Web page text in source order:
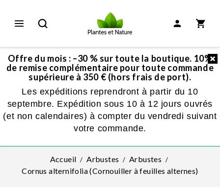
Offre du mois : –30 % sur toute la boutique. 10%
de remise complémentaire pour toute commande
supérieure à 350 € (hors frais de port).
Les expéditions reprendront à partir du 10
septembre. Expédition sous 10 à 12 jours ouvrés
(et non calendaires) à compter du vendredi suivant
votre commande.
Accueil Arbustes
Arbustes
Cornus alternifolia (Cornouiller à feuilles alternes)